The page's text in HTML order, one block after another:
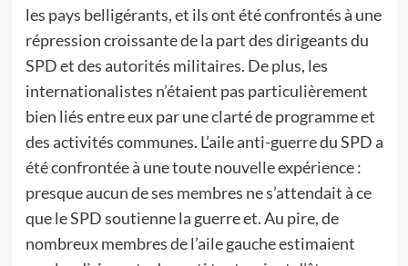
les pays belligérants, et ils ont été confrontés à une
répression croissante de la part des dirigeants du
SPD et des autorités militaires. De plus, les
internationalistes n’étaient pas particulièrement
bien liés entre eux par une clarté de programme et
des activités communes. L’aile anti-guerre du SPD a
été confrontée à une toute nouvelle expérience :
presque aucun de ses membres ne s’attendait à ce
que le SPD soutienne la guerre et. Au pire, de
nombreux membres de l’aile gauche estimaient